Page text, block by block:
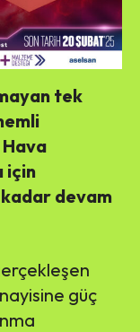
tek
Hava
için
devam
güç